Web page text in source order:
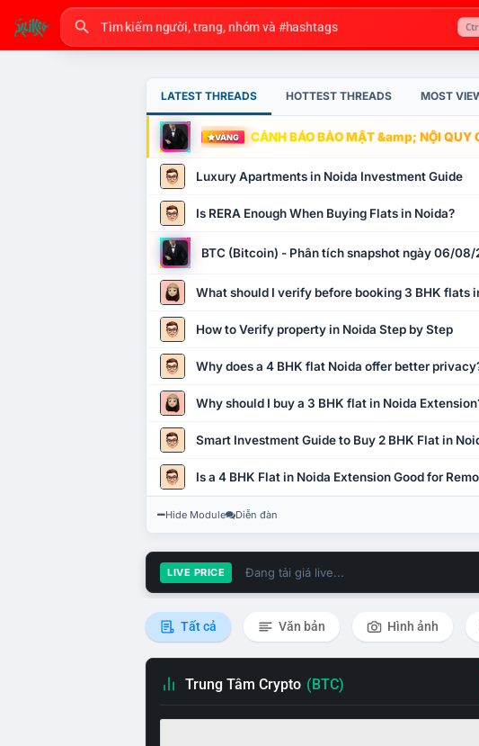
LATEST THREADS HOTTEST THREADS MOST
VÀNG CẢNH BÁO BẢO MẬT &amp; NỘI QUY
Luxury Apartments in Noida Investment Guide
Is RERA Enough When Buying Flats in Noida?
BTC (Bitcoin) - Phân tích snapshot ngày 06/08/
What should I verify before booking 3 BHK flats
How to Verify property in Noida Step by Step
Why does a 4 BHK flat Noida offer better
Why should I buy a 3 BHK flat in Noida
Smart Investment Guide to Buy 2 BHK Flat in
Is a 4 BHK Flat in Noida Extension Good for
Hide Module Diễn đàn
LIVE PRICE Đang tải giá live...
Tất cả Văn bản Hình ảnh
Trung Tâm Crypto (BTC)